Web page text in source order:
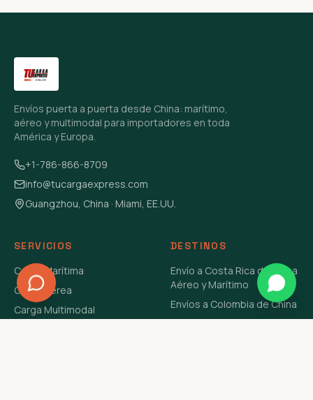
Envíos puerta a puerta desde China: marítimo,
aéreo y multimodal para importadores en toda
América y Europa.
+1-786-866-8709
info@tucargaexpress.com
Guangzhou, China · Miami, EE.UU.
SERVICIOS
Carga Marítima
Carga Aérea
Carga Multimodal
DESTINOS
Envío a Costa Rica de China
Aéreo y Marítimo
Envíos a Colombia de China